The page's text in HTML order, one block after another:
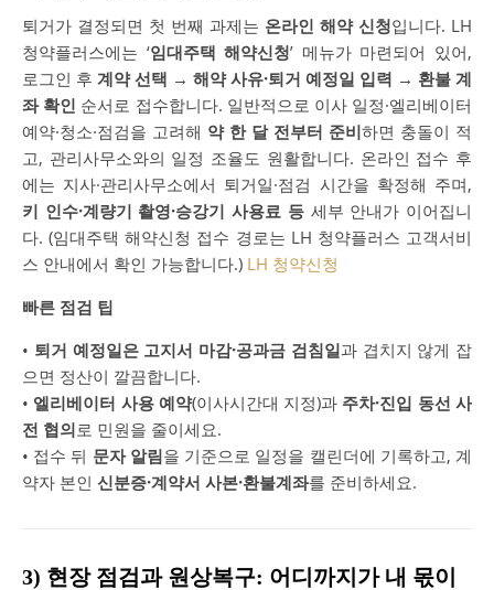
퇴거가 결정되면 첫 번째 과제는 온라인 해약 신청입니다. LH
청약플러스에는 ‘임대주택 해약신청’ 메뉴가 마련되어 있어,
로그인 후 계약 선택 → 해약 사유·퇴거 예정일 입력 → 환불 계
좌 확인 순서로 접수합니다. 일반적으로 이사 일정·엘리베이터
예약·청소·점검을 고려해 약 한 달 전부터 준비하면 충돌이 적
고, 관리사무소와의 일정 조율도 원활합니다. 온라인 접수 후
에는 지사·관리사무소에서 퇴거일·점검 시간을 확정해 주며,
키 인수·계량기 촬영·승강기 사용료 등세부 안내가 이어집니
다. (임대주택 해약신청 접수 경로는 LH 청약플러스 고객서비
스 안내에서 확인 가능합니다.) LH 청약신청
빠른 점검 팁
• 퇴거 예정일은 고지서 마감·공과금 검침일과 겹치지 않게 잡
으면 정산이 깔끔합니다.
• 엘리베이터 사용 예약(이사시간대 지정)과 주차·진입 동선 사
전 협의로 민원을 줄이세요.
• 접수 뒤 문자 알림을 기준으로 일정을 캘린더에 기록하고, 계
약자 본인 신분증·계약서 사본·환불계좌를 준비하세요.
3) 현장 점검과 원상복구: 어디까지가 내 몫이